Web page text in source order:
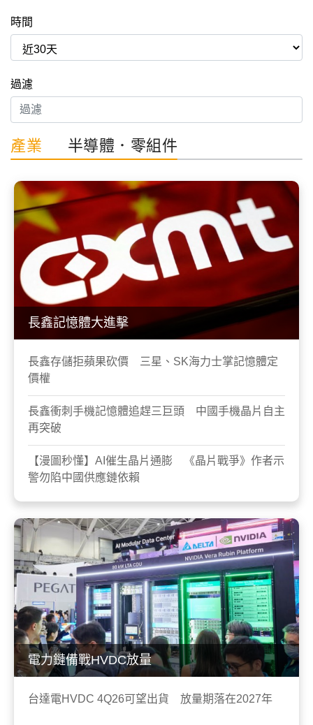
時間
過濾
產業 半導體．零組件
長鑫記憶體大進擊
長鑫存儲拒蘋果砍價 三星、SK海力士掌記憶體定
價權
長鑫衝刺手機記憶體追趕三巨頭 中國手機晶片自主
再突破
【漫圖秒懂】AI催生晶片通膨 《晶片戰爭》作者示
警勿陷中國供應鏈依賴
電力鏈備戰HVDC放量
台達電HVDC 4Q26可望出貨 放量期落在2027年